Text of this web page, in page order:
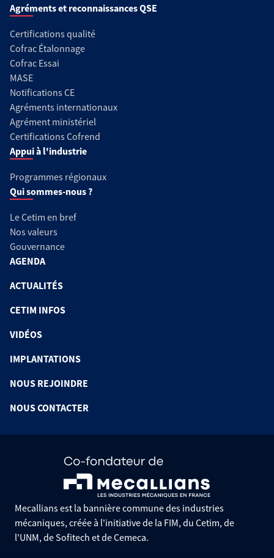
Agréments et reconnaissances QSE
Certifications qualité
Cofrac Étalonnage
Cofrac Essai
MASE
Notifications CE
Agréments internationaux
Agrément ministériel
Certifications Cofrend
Appui à l'industrie
Programmes régionaux
Qui sommes-nous ?
Le Cetim en bref
Nos valeurs
Gouvernance
AGENDA
ACTUALITÉS
CETIM INFOS
VIDÉOS
IMPLANTATIONS
NOUS REJOINDRE
NOUS CONTACTER
Mecallians est la bannière commune des industries
mécaniques, créée à l'initiative de la FIM, du Cetim, de
l'UNM, de Sofitech et de Cemeca.